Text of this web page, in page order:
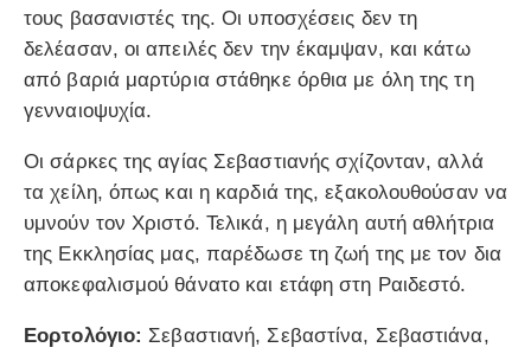
τους βασανιστές της. Οι υποσχέσεις δεν τη
δελέασαν, οι απειλές δεν την έκαμψαν, και κάτω
από βαριά μαρτύρια στάθηκε όρθια με όλη της τη
γενναιοψυχία.
Οι σάρκες της αγίας Σεβαστιανής σχίζονταν, αλλά
τα χείλη, όπως και η καρδιά της, εξακολουθούσαν να
υμνούν τον Χριστό. Τελικά, η μεγάλη αυτή αθλήτρια
της Εκκλησίας μας, παρέδωσε τη ζωή της με τον δια
αποκεφαλισμού θάνατο και ετάφη στη Ραιδεστό.
Εορτολόγιο: Σεβαστιανή, Σεβαστίνα, Σεβαστιάνα,